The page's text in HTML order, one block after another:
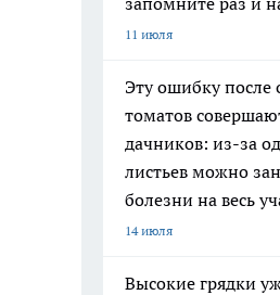
11 июля
Эту ошибку после
томатов
дачников: из-за
листьев можно
болезни на весь
14 июля
Высокие грядки